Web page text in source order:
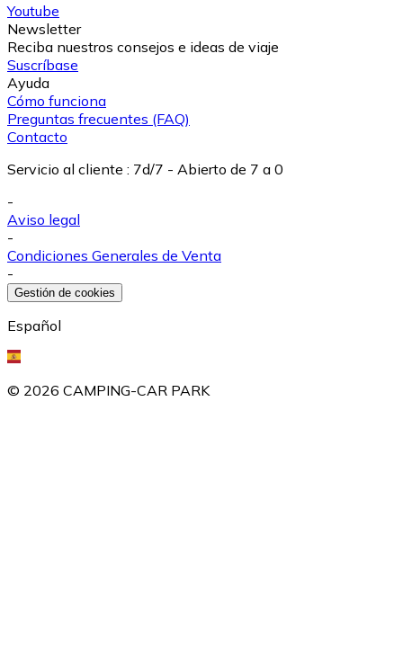
Youtube
Newsletter
Reciba nuestros consejos e ideas de viaje
Suscríbase
Ayuda
Cómo funciona
Preguntas frecuentes (FAQ)
Contacto
Servicio al cliente : 7d/7 - Abierto de 7 a 0
-
Aviso legal
-
Condiciones Generales de Venta
-
Gestión de cookies
Español
© 2026 CAMPING-CAR PARK